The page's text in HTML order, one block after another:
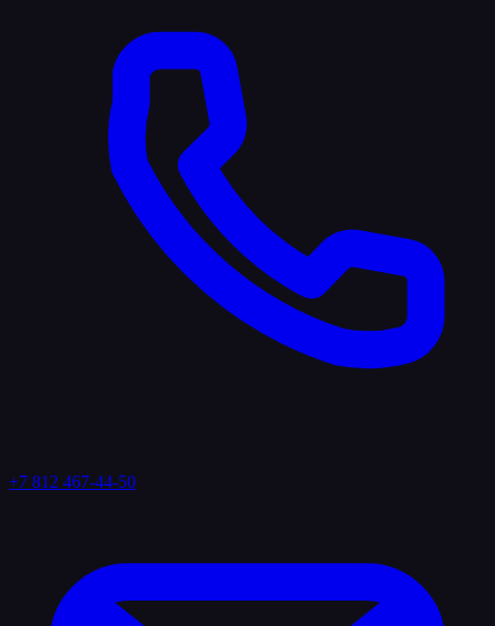
+7 812 467-44-50